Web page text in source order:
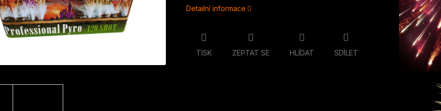
Detailní informace
TISK ZEPTAT SE HLÍDAT SDÍLET